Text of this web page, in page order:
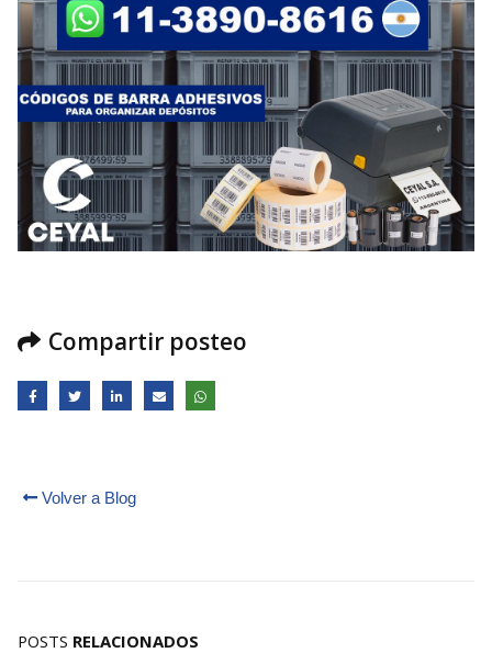
Compartir posteo
Volver a Blog
POSTS RELACIONADOS